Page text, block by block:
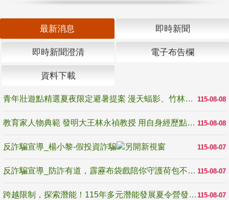
最新消息 即時新聞
即時新聞澄清 電子布告欄
資料下載
115-08-08
青年壯遊點精選夏夜限定避暑提案 漫天蝠影、竹林尋蛙、茶香夜觀 邀青年暮色出發
115-08-08
教育家人物典範 發明大王林永禎教授 用自身經歷點亮學生的路
115-08-07
反詐騙宣導_楊小黎-假投資詐騙
115-08-07
反詐騙宣導_防詐有道，霹靂布袋戲陪你守護荷包不受騙
115-08-07
跨越限制，探索潛能！115年多元潛能發展夏令營發掘生命無限可能